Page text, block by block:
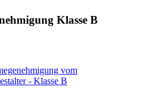
Klasse B
vom
- Klasse B